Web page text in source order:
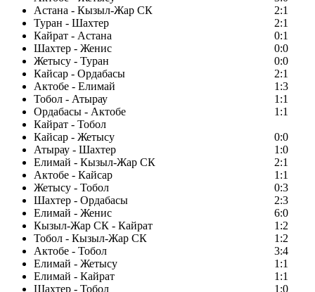
Астана - Кызыл-Жар СК
2:1
Туран - Шахтер
2:1
Кайрат - Астана
0:1
Шахтер - Женис
0:0
Жетысу - Туран
0:0
Кайсар - Ордабасы
2:1
Актобе - Елимай
1:3
Тобол - Атырау
1:1
Ордабасы - Актобе
1:1
Кайрат - Тобол
Кайсар - Жетысу
0:0
Атырау - Шахтер
1:0
Елимай - Кызыл-Жар СК
2:1
Актобе - Кайсар
1:1
Жетысу - Тобол
0:3
Шахтер - Ордабасы
2:3
Елимай - Женис
6:0
Кызыл-Жар СК - Кайрат
1:2
Тобол - Кызыл-Жар СК
1:2
Актобе - Тобол
3:4
Елимай - Жетысу
1:1
Елимай - Кайрат
1:1
Шахтер - Тобол
1:0